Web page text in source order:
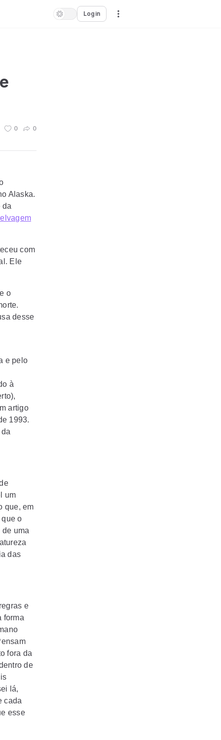
Login
0 0
Alaska.
da
com
Ele
o
desse
e pelo
à
artigo
1993.
um
que, em
o
uma
das
e
forma
fora da
de
lá,
cada
esse